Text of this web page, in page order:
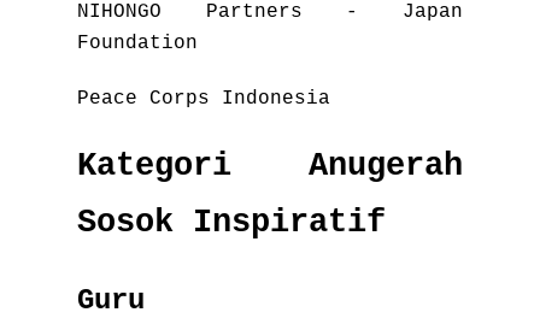
NIHONGO Partners - Japan
Foundation
Peace Corps Indonesia
Kategori Anugerah
Sosok Inspiratif
Guru